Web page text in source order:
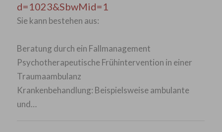
d=1023&SbwMid=1
Sie kann bestehen aus:
Beratung durch ein Fallmanagement
Psychotherapeutische Frühintervention in einer
Traumaambulanz
Krankenbehandlung: Beispielsweise ambulante
und…